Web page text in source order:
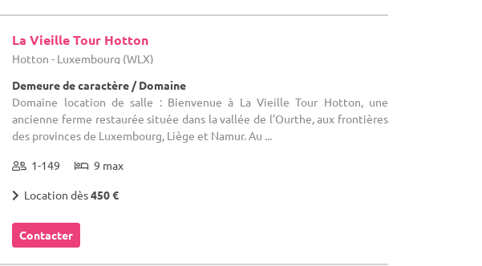
La Vieille Tour Hotton
Hotton - Luxembourg (WLX)
Demeure de caractère / Domaine
Domaine location de salle : Bienvenue à La Vieille Tour Hotton, une
ancienne ferme restaurée située dans la vallée de l’Ourthe, aux frontières
des provinces de Luxembourg, Liège et Namur. Au ...
1-149 9 max
Location dès450 €
Contacter